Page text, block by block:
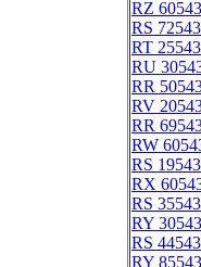
RZ 60543
RS 72543
RT 25543
RU
RR
RV
RR
RW
RS 19543
RX
RS 35543
RY 30543
RS 44543
RY 85543